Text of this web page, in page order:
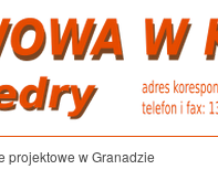
projektowe w Granadzie